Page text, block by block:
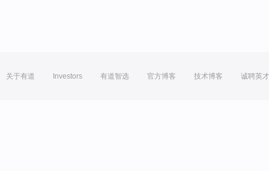
关于有道 Investors 有道智选 官方博客 技术博客 诚聘英才